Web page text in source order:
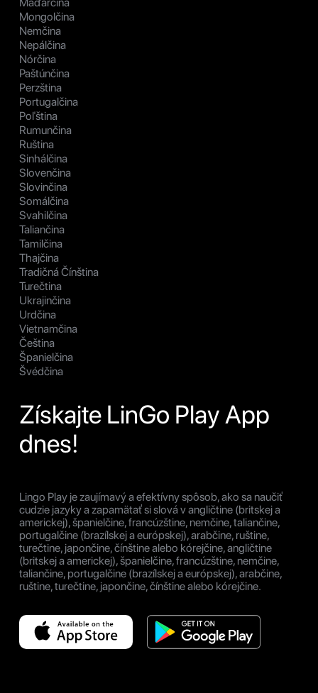
Mongolčina
Nemčina
Nepálčina
Nórčina
Paštúnčina
Perzština
Portugalčina
Poľština
Rumunčina
Ruština
Sinhálčina
Slovenčina
Slovinčina
Somálčina
Svahilčina
Taliančina
Tamilčina
Thajčina
Tradičná Čínština
Turečtina
Ukrajinčina
Urdčina
Vietnamčina
Čeština
Španielčina
Švédčina
Získajte LinGo Play App
dnes!
Lingo Play je zaujímavý a efektívny spôsob, ako sa naučiť
cudzie jazyky a zapamätať si slová v angličtine (britskej a
americkej), španielčine, francúzštine, nemčine, taliančine,
portugalčine (brazílskej a európskej), arabčine, ruštine,
turečtine, japončine, čínštine alebo kórejčine, angličtine
(britskej a americkej), španielčine, francúzštine, nemčine,
taliančine, portugalčine (brazílskej a európskej), arabčine,
ruštine, turečtine, japončine, čínštine alebo kórejčine.